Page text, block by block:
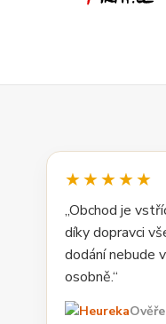
★★★★★
„Obchod je
díky dopravci
dodání nebude
osobně.“